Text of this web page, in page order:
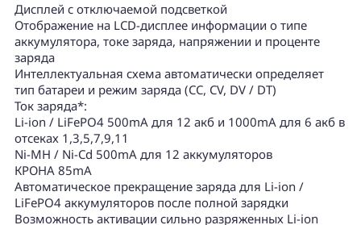
Дисплей с отключаемой подсветкой
Отображение на LCD-дисплее информации о типе
аккумулятора, токе заряда, напряжении и проценте
заряда
Интеллектуальная схема автоматически определяет
тип батареи и режим заряда (CC, CV, DV / DT)
Ток заряда*:
Li-ion / LiFePO4 500mA для 12 акб и 1000mA для 6 акб в
отсеках 1,3,5,7,9,11
Ni-MH / Ni-Cd 500mА для 12 аккумуляторов
КРОНА 85mA
Автоматическое прекращение заряда для Li-ion /
LiFePO4 аккумуляторов после полной зарядки
Возможность активации сильно разряженных Li-ion